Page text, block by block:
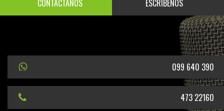
CONTÁCTANOS ESCRÍBENOS
099 640 390
473 22160